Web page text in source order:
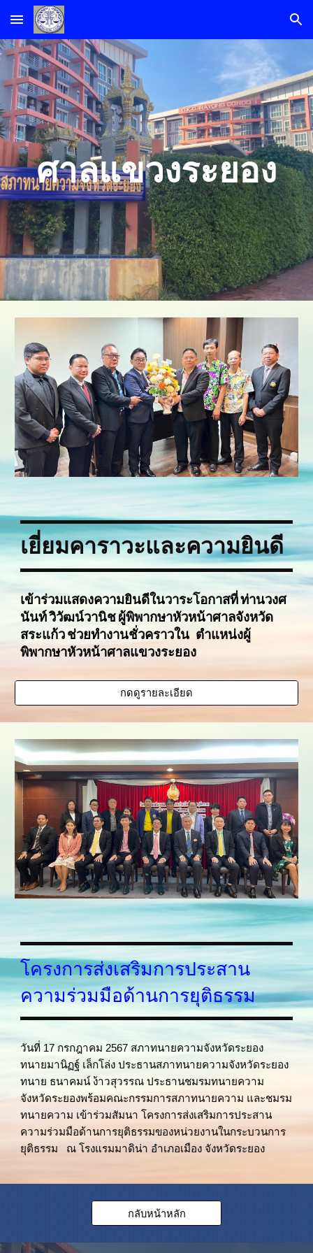
Skip to main content Skip to navigation
ศาลแขวงระยอง
เยี่ยมคาราวะและความยินดี
เข้าร่วมแสดงความยินดีในวาระโอกาสที่ ท่านวงศ
นันท์ วิวัฒน์วานิช ผู้พิพากษาหัวหน้าศาลจังหวัด
สระแก้ว ช่วยทำงานชั่วคราวใน ตำแหน่งผู้
พิพากษาหัวหน้าศาลแขวงระยอง
กดดูรายละเอียด
โครงการส่งเสริมการประสาน
ความร่วมมือด้านการยุติธรรม
วันที่ 17 กรกฎาคม 2567 สภาทนายความจังหวัดระยอง
ทนายมานิฏฐ์ เล็กโล่ง ประธานสภาทนายความจังหวัดระยอง
ทนาย ธนาคมน์ ง้าวสุวรรณ ประธานชมรมทนายความ
จังหวัดระยองพร้อมคณะกรรมการสภาทนายความ และชมรม
ทนายความ เข้าร่วมสัมนา โครงการส่งเสริมการประสาน
ความร่วมมือด้านการยุติธรรมของหน่วยงานในกระบวนการ
ยุติธรรม ณ โรงแรมมาดิน่า อำเภอเมือง จังหวัดระยอง
กลับหน้าหลัก